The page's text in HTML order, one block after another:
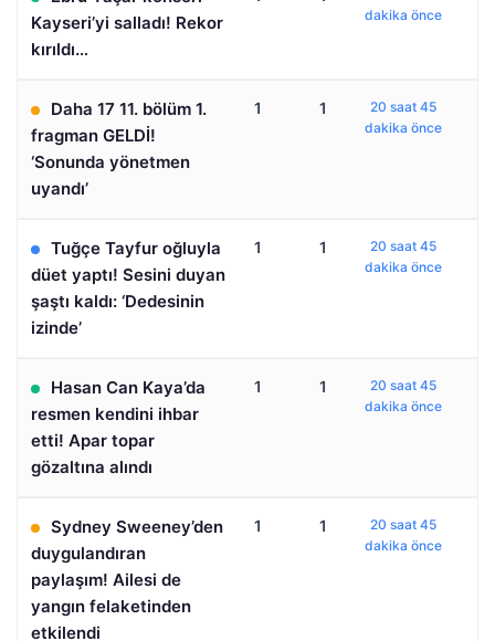
Kayseri’yi salladı! Rekor
kırıldı…
dakika önce
Daha 17 11. bölüm 1.
fragman GELDİ!
‘Sonunda yönetmen
uyandı’
1 1
20 saat 45
dakika önce
Tuğçe Tayfur oğluyla
düet yaptı! Sesini duyan
şaştı kaldı: ‘Dedesinin
izinde’
1 1
20 saat 45
dakika önce
Hasan Can Kaya’da
resmen kendini ihbar
etti! Apar topar
gözaltına alındı
1 1
20 saat 45
dakika önce
Sydney Sweeney’den
duygulandıran
paylaşım! Ailesi de
yangın felaketinden
etkilendi
1 1
20 saat 45
dakika önce